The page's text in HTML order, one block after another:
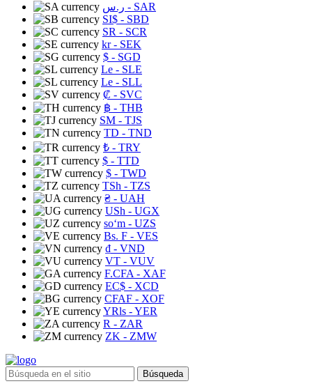
ر.س - SAR
SI$ - SBD
SR - SCR
kr- SEK
$ - SGD
Le - SLE
Le - SLL
₡ - SVC
฿ - THB
ЅМ - TJS
TD - TND
₺ - TRY
$ - TTD
$ - TWD
TSh - TZS
₴ - UAH
USh - UGX
soʻm - UZS
Bs. F - VES
₫ - VND
VT - VUV
F.CFA - XAF
EC$ - XCD
CFAF - XOF
YRls - YER
R - ZAR
ZK - ZMW
Búsqueda